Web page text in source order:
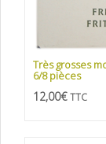
Très grosses
6/8 pièces
12,00€ TTC